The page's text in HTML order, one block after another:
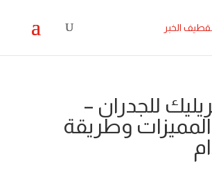
للجدران –
وطريقة